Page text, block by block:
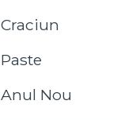
Craciun
Paste
Anul Nou